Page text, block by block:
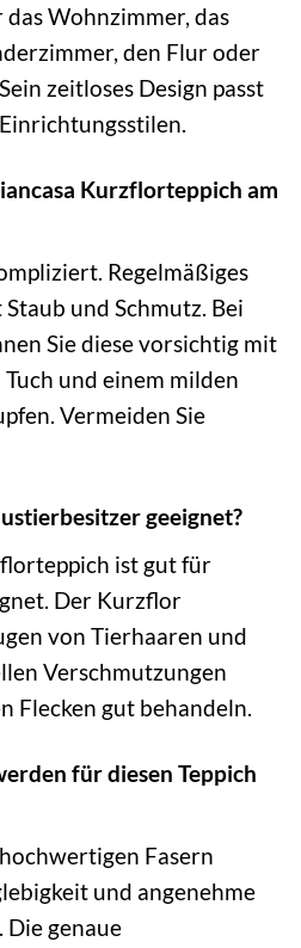
Wohnzimmer, das
den Flur oder
zeitloses Design passt
Kurzflorteppich am
Regelmäßiges
und Schmutz. Bei
Sie diese vorsichtig mit
und einem milden
Vermeiden Sie
geeignet?
ist gut für
Der Kurzflor
von Tierhaaren und
Verschmutzungen
Flecken gut behandeln.
für diesen Teppich
Fasern
und angenehme
Die genaue